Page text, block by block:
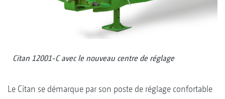
Citan 12001-C avec le nouveau centre de réglage
Le Citan se démarque par son poste de réglage confortable